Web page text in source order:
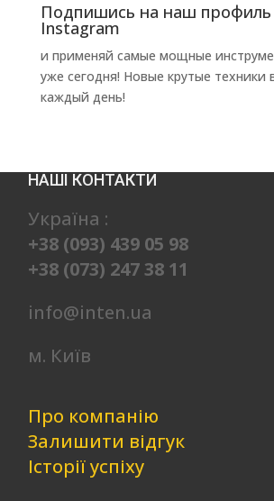
Подпишись на наш профиль
Instagram
и применяй самые мощные
уже сегодня! Новые крутые техники
каждый день!
НАШІ КОНТАКТИ
Україна :
+38 (093) 439 05 98
+38 (073) 247 38 11
info@inten.ua
м. Київ
Про компанію
Залишити відгук
Історії успіху